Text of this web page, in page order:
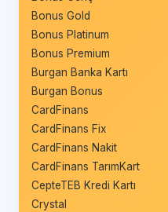
Bonus Gold
Bonus Platinum
Bonus Premium
Burgan Banka Kartı
Burgan Bonus
CardFinans
CardFinans Fix
CardFinans Nakit
CardFinans TarımKart
CepteTEB Kredi Kartı
Crystal